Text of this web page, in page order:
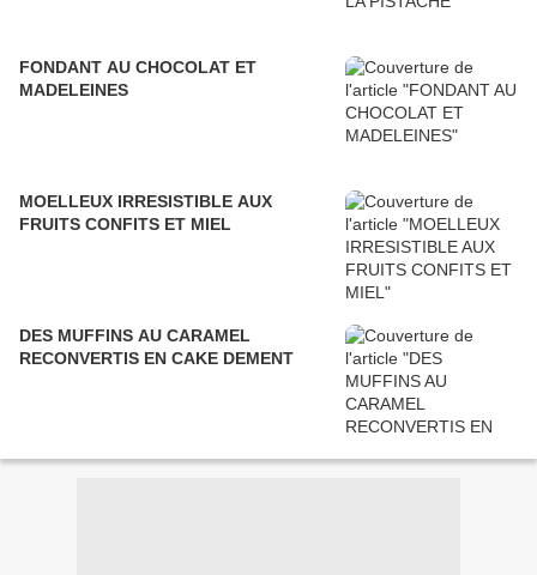
FONDANT AU CHOCOLAT ET
MADELEINES
MOELLEUX IRRESISTIBLE AUX
FRUITS CONFITS ET MIEL
DES MUFFINS AU CARAMEL
RECONVERTIS EN CAKE DEMENT